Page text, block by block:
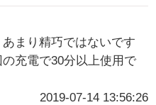
まり精巧ではないです
充電で30分以上使用で
2019-07-14 13:56:26